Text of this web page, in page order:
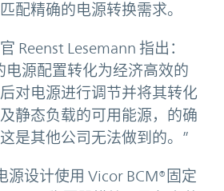
配精确的电源转换需求。
Reenst Lesemann 指出：
电源配置转化为经济高效的
对电源进行调节并将其转化
静态负载的可用能源，的确
是其他公司无法做到的。”
源设计使用 Vicor BCM®固定